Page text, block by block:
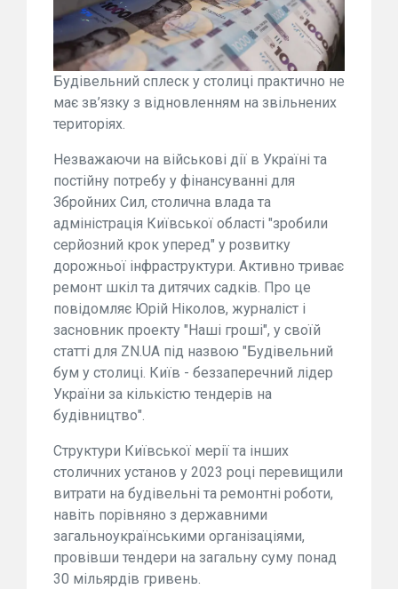
Будівельний сплеск у столиці практично не
має зв’язку з відновленням на звільнених
територіях.
Незважаючи на військові дії в Україні та
постійну потребу у фінансуванні для
Збройних Сил, столична влада та
адміністрація Київської області "зробили
серйозний крок уперед" у розвитку
дорожньої інфраструктури. Активно триває
ремонт шкіл та дитячих садків. Про це
повідомляє Юрій Ніколов, журналіст і
засновник проекту "Наші гроші", у своїй
статті для ZN.UA під назвою "Будівельний
бум у столиці. Київ - беззаперечний лідер
України за кількістю тендерів на
будівництво".
Структури Київської мерії та інших
столичних установ у 2023 році перевищили
витрати на будівельні та ремонтні роботи,
навіть порівняно з державними
загальноукраїнськими організаціями,
провівши тендери на загальну суму понад
30 мільярдів гривень.